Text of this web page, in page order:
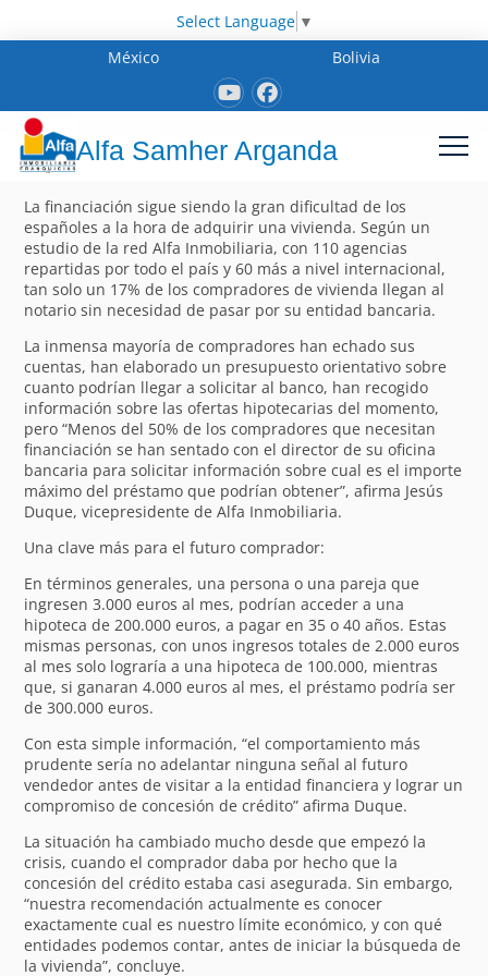
Select Language ▼
México
Bolivia
Alfa Samher Arganda
La financiación sigue siendo la gran dificultad de los
españoles a la hora de adquirir una vivienda. Según un
estudio de la red Alfa Inmobiliaria, con 110 agencias
repartidas por todo el país y 60 más a nivel internacional,
tan solo un 17% de los compradores de vivienda llegan al
notario sin necesidad de pasar por su entidad bancaria.
La inmensa mayoría de compradores han echado sus
cuentas, han elaborado un presupuesto orientativo sobre
cuanto podrían llegar a solicitar al banco, han recogido
información sobre las ofertas hipotecarias del momento,
pero “Menos del 50% de los compradores que necesitan
financiación se han sentado con el director de su oficina
bancaria para solicitar información sobre cual es el importe
máximo del préstamo que podrían obtener”, afirma Jesús
Duque, vicepresidente de Alfa Inmobiliaria.
Una clave más para el futuro comprador:
En términos generales, una persona o una pareja que
ingresen 3.000 euros al mes, podrían acceder a una
hipoteca de 200.000 euros, a pagar en 35 o 40 años. Estas
mismas personas, con unos ingresos totales de 2.000 euros
al mes solo lograría a una hipoteca de 100.000, mientras
que, si ganaran 4.000 euros al mes, el préstamo podría ser
de 300.000 euros.
Con esta simple información, “el comportamiento más
prudente sería no adelantar ninguna señal al futuro
vendedor antes de visitar a la entidad financiera y lograr un
compromiso de concesión de crédito” afirma Duque.
La situación ha cambiado mucho desde que empezó la
crisis, cuando el comprador daba por hecho que la
concesión del crédito estaba casi asegurada. Sin embargo,
“nuestra recomendación actualmente es conocer
exactamente cual es nuestro límite económico, y con qué
entidades podemos contar, antes de iniciar la búsqueda de
la vivienda”, concluye.